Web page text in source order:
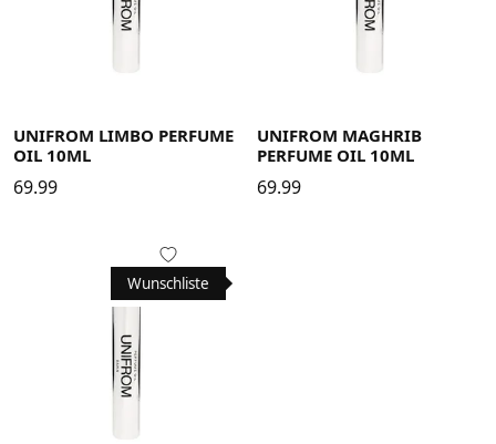
UNIFROM LIMBO PERFUME
OIL 10ML
69.99
UNIFROM MAGHRIB
PERFUME OIL 10ML
69.99
Wunschliste